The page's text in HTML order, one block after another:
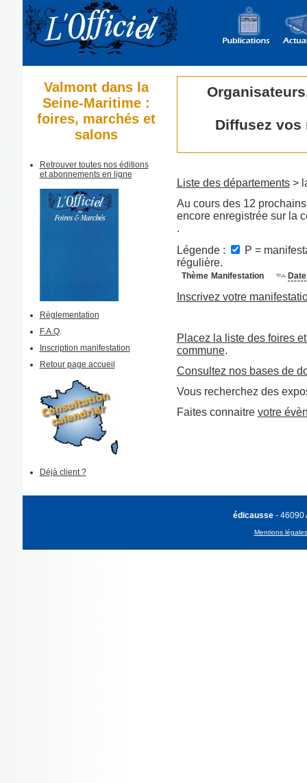
Valmont dans la
Seine-Maritime :
foires, marchés et
salons
Retrouver toutes nos éditions
et abonnements en ligne
Règlementation
F.A.Q.
Inscription manifestation
Retour page accueil
Déjà client ?
Diffusez vos
Liste des départements>
Au cours des 12
encore enregistrée sur la
.
Légende :
P =
régulière.
Thème Manifestation Date
Inscrivez votre
Placez la liste des foires
commune.
Consultez nos bases de
Vous recherchez des
Faites connaitre votre
édicausse - 46090
Mentions légales